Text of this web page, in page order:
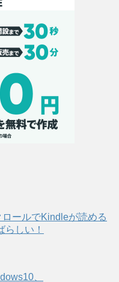
ロールでKindleが読める
らしい！
、